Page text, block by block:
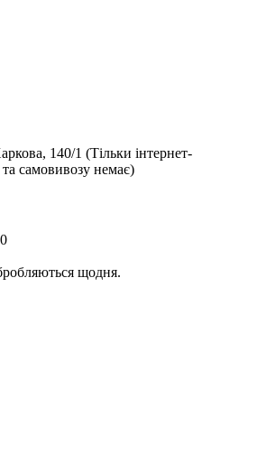
140/1 (Тільки інтернет-
самовивозу немає)
щодня.